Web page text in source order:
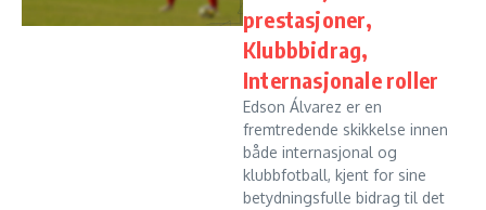
prestasjoner,
Klubbbidrag,
Internasjonale roller
Edson Álvarez er en
fremtredende skikkelse innen
både internasjonal og
klubbfotball, kjent for sine
betydningsfulle bidrag til det